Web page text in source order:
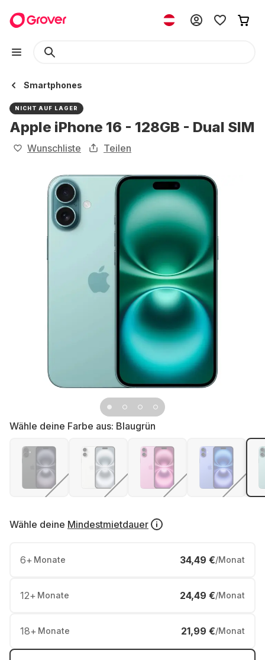
Smartphones
NICHT AUF LAGER
Apple iPhone 16 - 128GB - Dual SIM
Wunschliste Teilen
Wähle deine Farbe aus: Blaugrün
Wähle deine Mindestmietdauer
6+ Monate 34,49 €/Monat
12+ Monate 24,49 €/Monat
18+ Monate 21,99 €/Monat